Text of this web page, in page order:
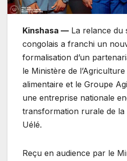
Kinshasa — La relance du
congolais a franchi un
formalisation d’un
le Ministère de
alimentaire et le Groupe
une entreprise nationale
transformation rurale de
Uélé.
Reçu en audience par le